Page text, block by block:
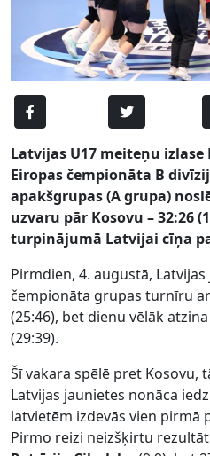
Latvijas U17 meiteņu
Eiropas čempionāta B
apakšgrupas (A grupa)
uzvaru pār Kosovu – 32:26
turpinājumā Latvijai cīņa
Pirmdien, 4. augustā,
čempionāta grupas turnīru
(25:46), bet dienu vēlāk
(29:39).
Šī vakara spēlē pret Kosovu,
Latvijas jaunietes nonāca
latvietēm izdevās vien pirmā
Pirmo reizi neizšķirtu